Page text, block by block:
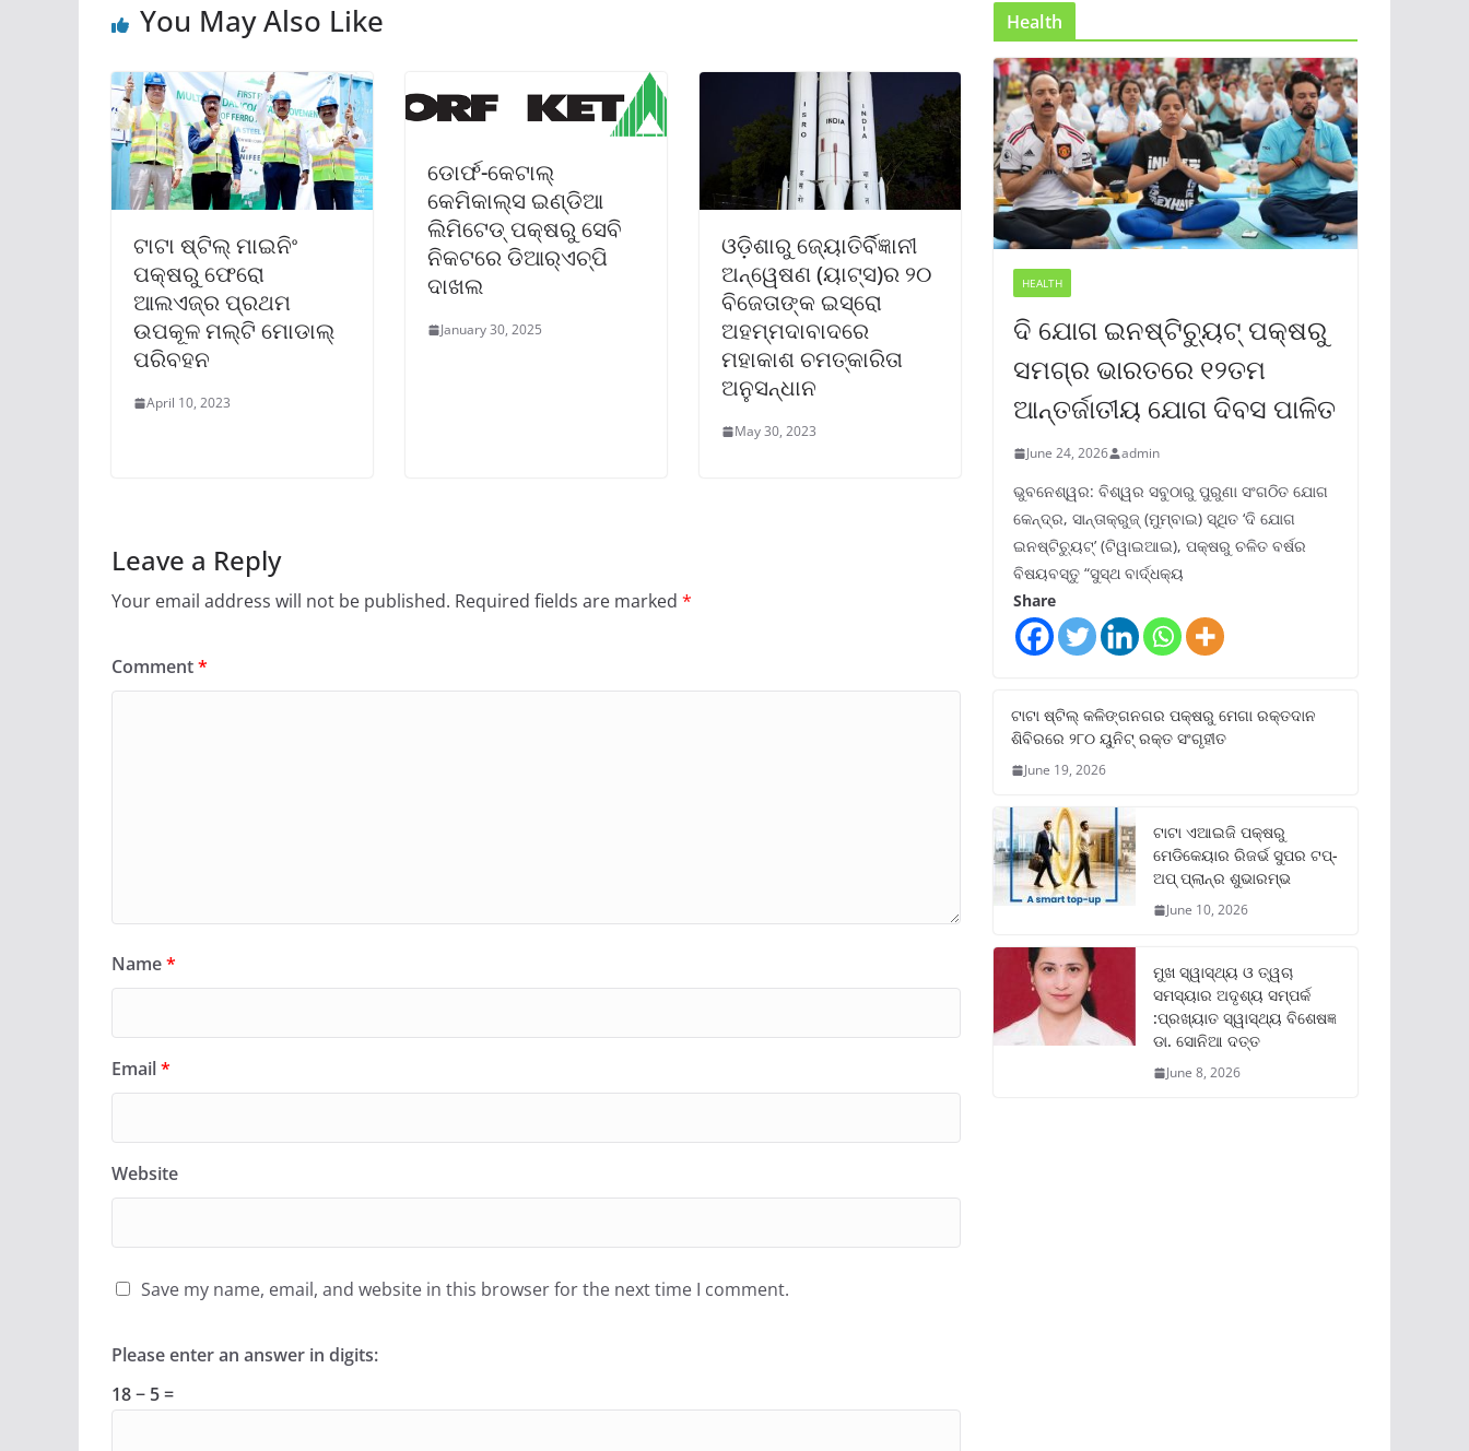
You May Also Like
ଟାଟା ଷ୍ଟିଲ୍ ମାଇନିଂ
ପକ୍ଷରୁ ଫେରୋ
ଆଲଏଜ୍‌ର ପ୍ରଥମ
ଉପକୂଳ ମଲ୍‌ଟି ମୋଡାଲ୍
ପରିବହନ
April 10, 2023
ଡୋର୍ଫ-କେଟାଲ୍
କେମିକାଲ୍‌ସ ଇଣ୍ଡିଆ
ଲିମିଟେଡ୍ ପକ୍ଷରୁ ସେବି
ନିକଟରେ ଡିଆର୍‌ଏଚ୍‌ପି
ଦାଖଲ
January 30, 2025
ଓଡ଼ିଶାରୁ ଜ୍ୟୋତିର୍ବିଜ୍ଞାନୀ
ଅନ୍ୱେଷଣ (ୟାଟ୍‌ସ)ର ୨୦
ବିଜେତାଙ୍କ ଇସ୍ରୋ
ଅହମ୍ମଦାବାଦରେ
ମହାକାଶ ଚମତ୍କାରିତା
ଅନୁସନ୍ଧାନ
May 30, 2023
Leave a Reply
Your email address will not be published. Required fields are marked *
Comment*
Name*
Email*
Website
Save my name, email, and website in this browser for the next time I comment.
Please enter an answer in digits:
18 − 5 =
Health
HEALTH
ଦି ଯୋଗ ଇନଷ୍ଟିଚ୍ୟୁଟ୍ ପକ୍ଷରୁ
ସମଗ୍ର ଭାରତରେ ୧୨ତମ
ଆନ୍ତର୍ଜାତୀୟ ଯୋଗ ଦିବସ ପାଳିତ
June 24, 2026 admin
ଭୁବନେଶ୍ୱର: ବିଶ୍ୱର ସବୁଠାରୁ ପୁରୁଣା ସଂଗଠିତ ଯୋଗ
କେନ୍ଦ୍ର, ସାନ୍ତାକ୍ରୁଜ୍ (ମୁମ୍ବାଇ) ସ୍ଥିତ ‘ଦି ଯୋଗ
ଇନଷ୍ଟିଚ୍ୟୁଟ୍‌’ (ଟିୱାଇଆଇ), ପକ୍ଷରୁ ଚଳିତ ବର୍ଷର
ବିଷୟବସ୍ତୁ “ସୁସ୍ଥ ବାର୍ଦ୍ଧକ୍ୟ
Share
ଟାଟା ଷ୍ଟିଲ୍‌ କଳିଙ୍ଗନଗର ପକ୍ଷରୁ ମେଗା ରକ୍ତଦାନ
ଶିବିରରେ ୨୮୦ ୟୁନିଟ୍‌ ରକ୍ତ ସଂଗୃହୀତ
June 19, 2026
ଟାଟା ଏଆଇଜି ପକ୍ଷରୁ
ମେଡିକେୟାର ରିଜର୍ଭ ସୁପର ଟପ୍‌-
ଅପ୍ ପ୍ଲାନ୍‌ର ଶୁଭାରମ୍ଭ
June 10, 2026
ମୁଖ ସ୍ୱାସ୍ଥ୍ୟ ଓ ତ୍ୱଚା
ସମସ୍ୟାର ଅଦୃଶ୍ୟ ସମ୍ପର୍କ
:ପ୍ରଖ୍ୟାତ ସ୍ୱାସ୍ଥ୍ୟ ବିଶେଷଜ୍ଞ
ଡା. ସୋନିଆ ଦତ୍ତ
June 8, 2026